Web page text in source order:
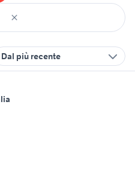
Dal più recente